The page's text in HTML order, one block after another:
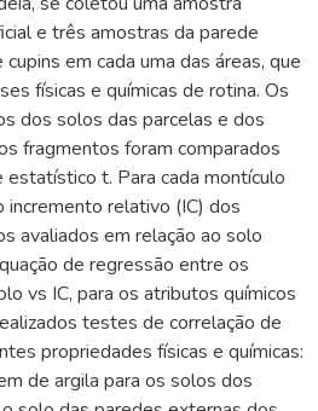
e três amostras da parede
em cada uma das áreas, que
físicas e químicas de rotina. Os
dos solos das parcelas e dos
fragmentos foram comparados
t. Para cada montículo
relativo (IC) dos
avaliados em relação ao solo
de regressão entre os
vs IC, para os atributos químicos
testes de correlação de
propriedades físicas e químicas:
de argila para os solos dos